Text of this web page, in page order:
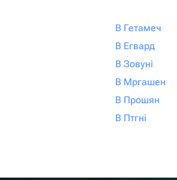
В Гетамеч
В Егвард
В Зовуні
В Мргашен
В Прошян
В Птгні